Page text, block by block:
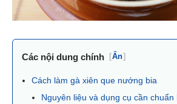
Các nội dung chính [Ẩn]
Cách làm gà xiên que nướng bia
Nguyên liệu và dụng cụ cần chuẩn